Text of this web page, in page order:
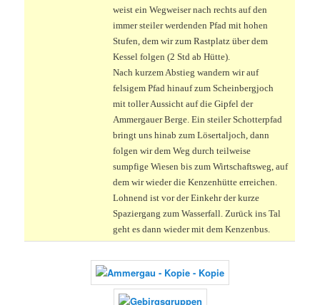
weist ein Wegweiser nach rechts auf den
immer steiler werdenden Pfad mit hohen
Stufen, dem wir zum Rastplatz über dem
Kessel folgen (2 Std ab Hütte).
Nach kurzem Abstieg wandern wir auf
felsigem Pfad hinauf zum Scheinbergjoch
mit toller Aussicht auf die Gipfel der
Ammergauer Berge. Ein steiler Schotterpfad
bringt uns hinab zum Lösertaljoch, dann
folgen wir dem Weg durch teilweise
sumpfige Wiesen bis zum Wirtschaftsweg, auf
dem wir wieder die Kenzenhütte erreichen.
Lohnend ist vor der Einkehr der kurze
Spaziergang zum Wasserfall. Zurück ins Tal
geht es dann wieder mit dem Kenzenbus.